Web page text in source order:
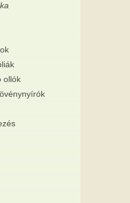
ollók